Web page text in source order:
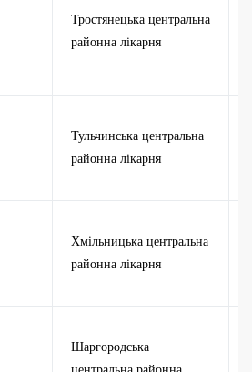
Тростянецька центральна
районна лікарня
Тульчинська центральна
районна лікарня
Хмільницька центральна
районна лікарня
Шаргородська